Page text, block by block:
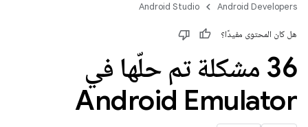
Android Developers
Android Studio
هل كان المحتوى مفيدًا؟
36 مشكلة تم حلّها في
Android Emulator